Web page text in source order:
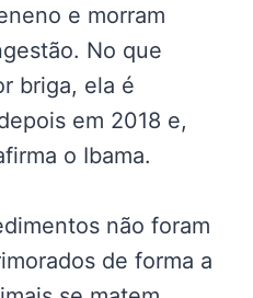
e morram
No que
briga, ela é
em 2018 e,
o Ibama.
não foram
de forma a